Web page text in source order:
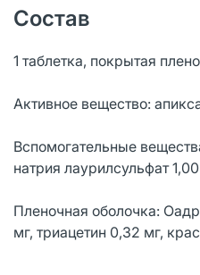
Состав
1 таблетка, покрытая
Активное вещество:
Вспомогательные
натрия лаурилсульфат
Пленочная оболочка:
мг, триацетин 0,32 мг,